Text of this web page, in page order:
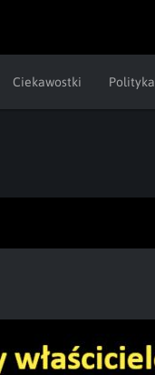
Ciekawostki Polityka